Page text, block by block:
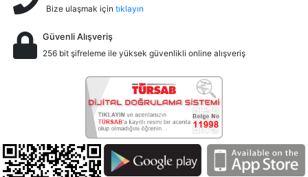
Bize ulaşmak için tıklayın
Güvenli Alışveriş
256 bit şifreleme ile yüksek güvenlikli online alışveriş